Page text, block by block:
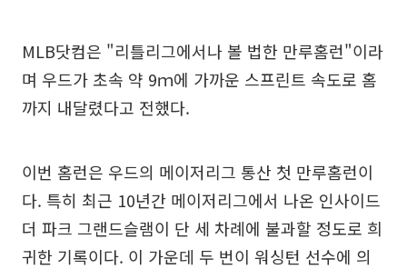
MLB닷컴은 "리틀리그에서나 볼 법한 만루홈런"이라
며 우드가 초속 약 9ｍ에 가까운 스프린트 속도로 홈
까지 내달렸다고 전했다.
이번 홈런은 우드의 메이저리그 통산 첫 만루홈런이
다. 특히 최근 10년간 메이저리그에서 나온 인사이드
더 파크 그랜드슬램이 단 세 차례에 불과할 정도로 희
귀한 기록이다. 이 가운데 두 번이 워싱턴 선수에 의